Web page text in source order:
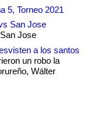
5, Torneo 2021
San Jose
Jose
a los santos
un robo la
Wálter